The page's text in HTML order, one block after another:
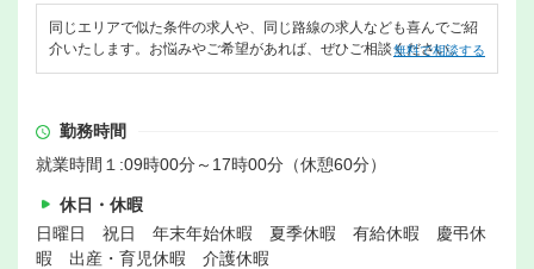
同じエリアで似た条件の求人や、同じ路線の求人なども喜んでご紹
介いたします。お悩みやご希望があれば、ぜひご相談ください。
無料で相談する
勤務時間
就業時間１:09時00分～17時00分（休憩60分）
休日・休暇
日曜日 祝日 年末年始休暇 夏季休暇 有給休暇 慶弔休
暇 出産・育児休暇 介護休暇